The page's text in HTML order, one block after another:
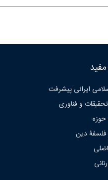
ایرانی پیشرفت
و فناوری
دین